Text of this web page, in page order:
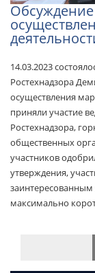
14.03.2023
Ростехнадзора
осуществления
приняли участие
Ростехнадзора,
общественных
участников
утверждения,
максимально